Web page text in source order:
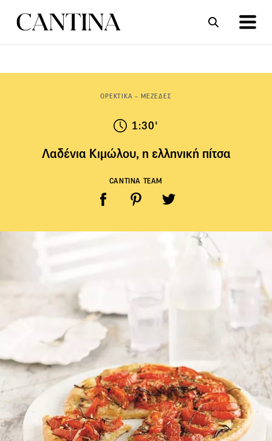
ΟΡΕΚΤΙΚΑ – ΜΕΖΕΔΕΣ
1:30'
Λαδένια Κιμώλου, η ελληνική πίτσα
CANTINA TEAM